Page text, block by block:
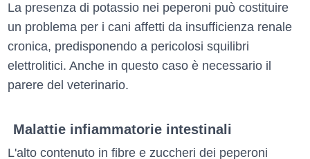
La presenza di potassio nei peperoni può costituire
un problema per i cani affetti da insufficienza renale
cronica, predisponendo a pericolosi squilibri
elettrolitici. Anche in questo caso è necessario il
parere del veterinario.
Malattie infiammatorie intestinali
L'alto contenuto in fibre e zuccheri dei peperoni